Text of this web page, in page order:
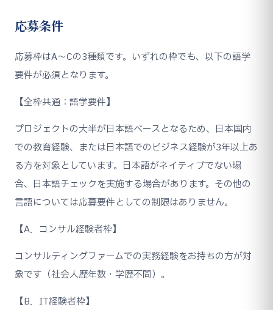
応募条件
応募枠はA〜Cの3種類です。いずれの枠でも、以下の語学
要件が必須となります。
【全枠共通：語学要件】
プロジェクトの大半が日本語ベースとなるため、日本国内
での教育経験、または日本語でのビジネス経験が3年以上あ
る方を対象としています。日本語がネイティブでない場
合、日本語チェックを実施する場合があります。その他の
言語については応募要件としての制限はありません。
【A．コンサル経験者枠】
コンサルティングファームでの実務経験をお持ちの方が対
象です（社会人歴年数・学歴不問）。
【B．IT経験者枠】